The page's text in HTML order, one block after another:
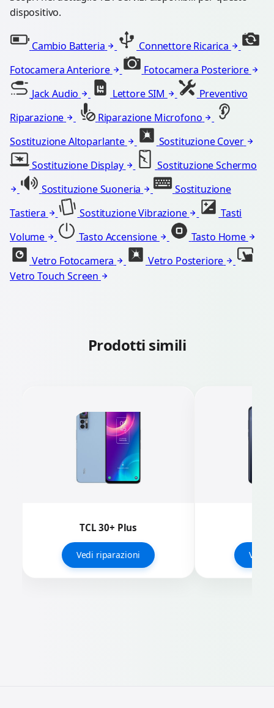
dispositivo.
Cambio Batteria
Connettore Ricarica
Fotocamera Anteriore
Fotocamera Posteriore
Jack Audio
Lettore SIM
Preventivo
Riparazione
Riparazione Microfono
Sostituzione Altoparlante
Sostituzione Cover
Sostituzione Display
Sostituzione Schermo
Sostituzione Suoneria
Sostituzione
Tastiera
Sostituzione Vibrazione
Tasti
Volume
Tasto Accensione
Tasto Home
Vetro Fotocamera
Vetro Posteriore
Vetro Touch Screen
Prodotti simili
TCL 30+ Plus
Vedi riparazioni Vedi